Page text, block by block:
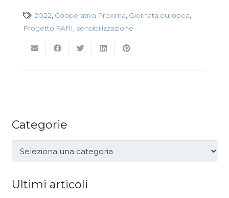
2022, Cooperativa Proxima, Giornata europea,
Progetto FARI, sensibilizzazione
Categorie
Categorie
Ultimi articoli